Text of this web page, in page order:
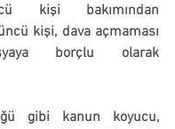
kişi bakımından
kişi, dava açmaması
borçlu olarak